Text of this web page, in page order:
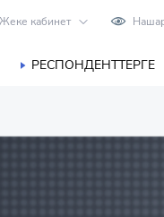
Жеке кабинет
РЕСПОНДЕНТТЕРГЕ